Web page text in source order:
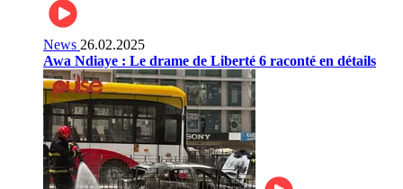
News 26.02.2025
Awa Ndiaye : Le drame de Liberté 6 raconté en détails